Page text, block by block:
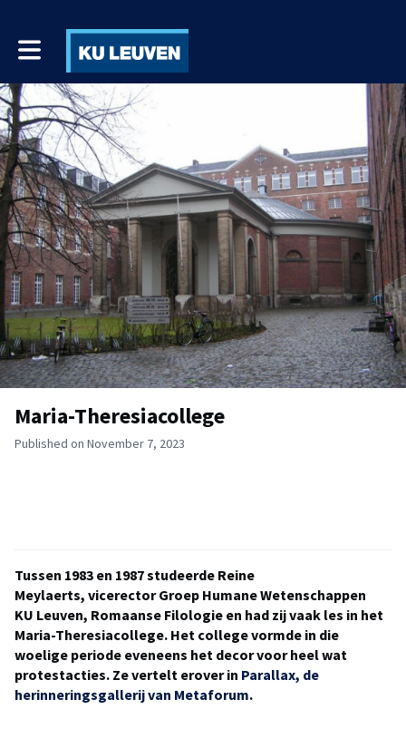
Toggle main navigation
Maria-Theresiacollege
Published on November 7, 2023
Tussen 1983 en 1987 studeerde Reine
Meylaerts, vicerector Groep Humane Wetenschappen
KU Leuven, Romaanse Filologie en had zij vaak les in het
Maria-Theresiacollege. Het college vormde in die
woelige periode eveneens het decor voor heel wat
protestacties. Ze vertelt erover in Parallax, de
herinneringsgallerij van Metaforum.